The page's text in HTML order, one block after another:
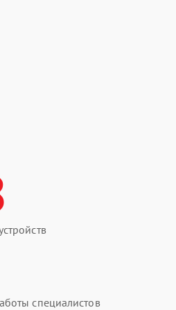
специалистов